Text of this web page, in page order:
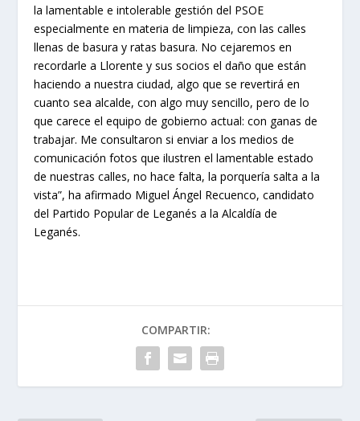
la lamentable e intolerable gestión del PSOE
especialmente en materia de limpieza, con las calles
llenas de basura y ratas basura. No cejaremos en
recordarle a Llorente y sus socios el daño que están
haciendo a nuestra ciudad, algo que se revertirá en
cuanto sea alcalde, con algo muy sencillo, pero de lo
que carece el equipo de gobierno actual: con ganas de
trabajar. Me consultaron si enviar a los medios de
comunicación fotos que ilustren el lamentable estado
de nuestras calles, no hace falta, la porquería salta a la
vista”, ha afirmado Miguel Ángel Recuenco, candidato
del Partido Popular de Leganés a la Alcaldía de
Leganés.
COMPARTIR: